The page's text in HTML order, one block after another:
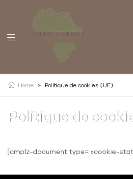
Home > Politique de cookies (UE)
Politique de
[cmplz-document type= »cookie-